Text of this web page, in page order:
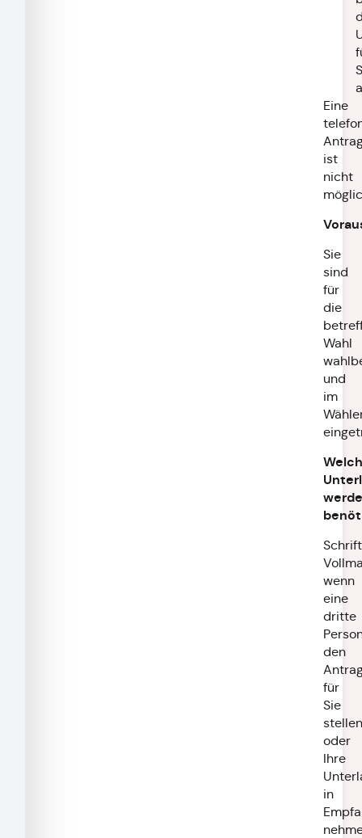
Eine
ist
nicht
Sie
sind
für
die
Wahl
und
im
wenn
eine
dritte
den
für
Sie
stellen
oder
Ihre
in